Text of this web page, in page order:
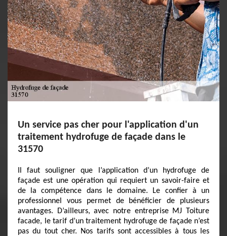
Un service pas cher pour l'application d'un
traitement hydrofuge de façade dans le
31570
Il faut souligner que l’application d’un hydrofuge de
façade est une opération qui requiert un savoir-faire et
de la compétence dans le domaine. Le confier à un
professionnel vous permet de bénéficier de plusieurs
avantages. D’ailleurs, avec notre entreprise MJ Toiture
facade, le tarif d’un traitement hydrofuge de façade n’est
pas du tout cher. Nos tarifs sont accessibles à tous les